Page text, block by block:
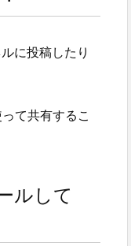
に投稿したり
て共有するこ
ルして